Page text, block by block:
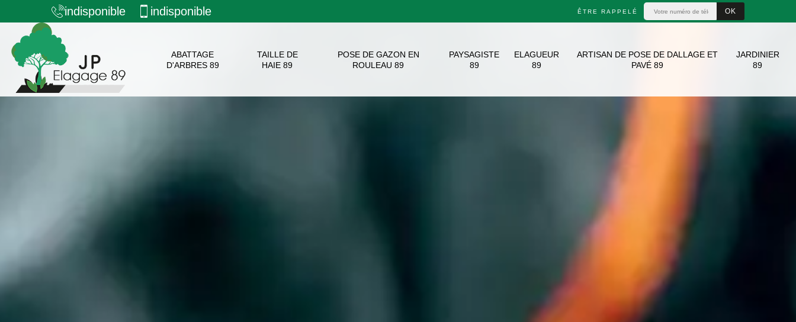
indisponible indisponible ÊTRE RAPPELÉ
ABATTAGE
D'ARBRES 89
TAILLE DE
HAIE 89
POSE DE GAZON EN
ROULEAU 89
PAYSAGISTE
89
ELAGUEUR
89
ARTISAN DE POSE DE DALLAGE ET
PAVÉ 89
JARDINIER
89